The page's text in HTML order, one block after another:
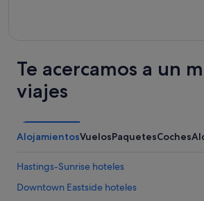
Te acercamos a un
viajes
AlojamientosVuelosPaquetesCoches
Hastings-Sunrise hoteles
Downtown Eastside hoteles